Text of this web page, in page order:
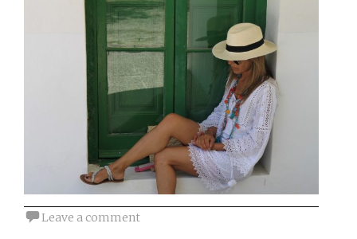
Leave a comment